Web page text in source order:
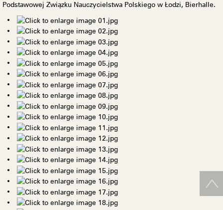
Podstawowej Związku Nauczycielstwa Polskiego w Łodzi, Bierhalle.